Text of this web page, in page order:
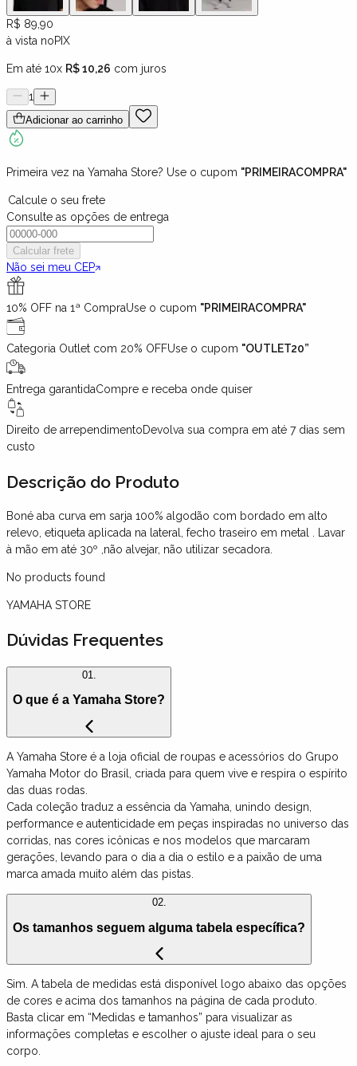
R$ 89,90
à vista noPIX
Em até 10x R$ 10,26 com juros
1
Adicionar ao carrinho
Primeira vez na Yamaha Store? Use o cupom "PRIMEIRACOMPRA"
Calcule o seu frete
Consulte as opções de entrega
Calcular frete
Não sei meu CEP
10% OFF na 1ª CompraUse o cupom "PRIMEIRACOMPRA"
Categoria Outlet com 20% OFFUse o cupom "OUTLET20”
Entrega garantidaCompre e receba onde quiser
Direito de arrependimentoDevolva sua compra em até 7 dias sem
custo
Descrição do Produto
Boné aba curva em sarja 100% algodão com bordado em alto
relevo, etiqueta aplicada na lateral, fecho traseiro em metal . Lavar
à mão em até 30º ,não alvejar, não utilizar secadora.
No products found
YAMAHA STORE
Dúvidas Frequentes
01.
O que é a Yamaha Store?
A Yamaha Store é a loja oficial de roupas e acessórios do Grupo
Yamaha Motor do Brasil, criada para quem vive e respira o espírito
das duas rodas.
Cada coleção traduz a essência da Yamaha, unindo design,
performance e autenticidade em peças inspiradas no universo das
corridas, nas cores icônicas e nos modelos que marcaram
gerações, levando para o dia a dia o estilo e a paixão de uma
marca amada muito além das pistas.
02.
Os tamanhos seguem alguma tabela específica?
Sim. A tabela de medidas está disponível logo abaixo das opções
de cores e acima dos tamanhos na página de cada produto.
Basta clicar em “Medidas e tamanhos” para visualizar as
informações completas e escolher o ajuste ideal para o seu
corpo.